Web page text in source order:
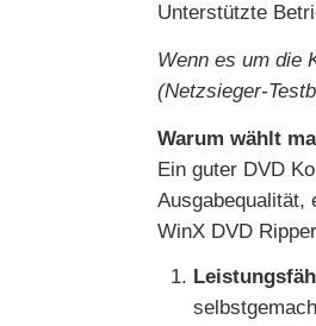
Unterstützte
Wenn es um die
(Netzsieger-
Warum wählt
Ein guter DVD
Ausgabequalität,
WinX DVD